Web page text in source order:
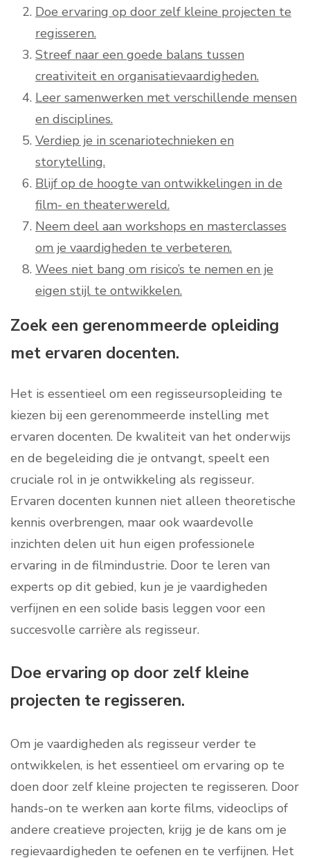
Doe ervaring op door zelf kleine projecten te
regisseren.
Streef naar een goede balans tussen
creativiteit en organisatievaardigheden.
Leer samenwerken met verschillende mensen
en disciplines.
Verdiep je in scenariotechnieken en
storytelling.
Blijf op de hoogte van ontwikkelingen in de
film- en theaterwereld.
Neem deel aan workshops en masterclasses
om je vaardigheden te verbeteren.
Wees niet bang om risico’s te nemen en je
eigen stijl te ontwikkelen.
Zoek een gerenommeerde opleiding
met ervaren docenten.
Het is essentieel om een regisseursopleiding te
kiezen bij een gerenommeerde instelling met
ervaren docenten. De kwaliteit van het onderwijs
en de begeleiding die je ontvangt, speelt een
cruciale rol in je ontwikkeling als regisseur.
Ervaren docenten kunnen niet alleen theoretische
kennis overbrengen, maar ook waardevolle
inzichten delen uit hun eigen professionele
ervaring in de filmindustrie. Door te leren van
experts op dit gebied, kun je je vaardigheden
verfijnen en een solide basis leggen voor een
succesvolle carrière als regisseur.
Doe ervaring op door zelf kleine
projecten te regisseren.
Om je vaardigheden als regisseur verder te
ontwikkelen, is het essentieel om ervaring op te
doen door zelf kleine projecten te regisseren. Door
hands-on te werken aan korte films, videoclips of
andere creatieve projecten, krijg je de kans om je
regievaardigheden te oefenen en te verfijnen. Het